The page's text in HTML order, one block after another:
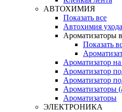
АВТОХИМИЯ
Показать все
Автохимия
Ароматизаторы
Показать
Ароматизатор
Ароматизатор
Ароматизатор
Ароматизаторы
Ароматизаторы
ЭЛЕКТРОНИКА